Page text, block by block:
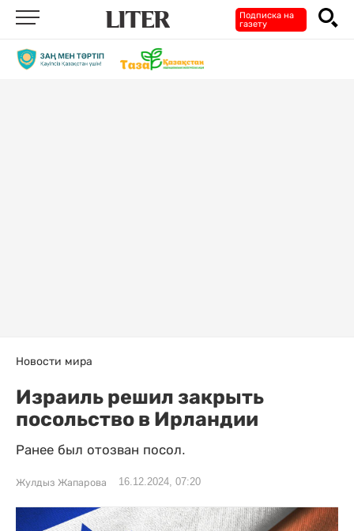
Подписка на
газету
Новости мира
Израиль решил закрыть
посольство в Ирландии
Ранее был отозван посол.
Жулдыз Жапарова 16.12.2024, 07:20